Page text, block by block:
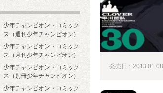
発売日：2013.01.08
少年チャンピオン・コミック
ス（週刊少年チャンピオン）
少年チャンピオン・コミック
ス（月刊少年チャンピオン）
少年チャンピオン・コミック
ス（別冊少年チャンピオン）
少年チャンピオン・コミック